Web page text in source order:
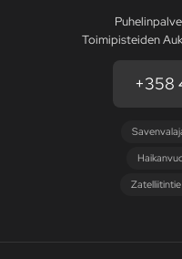
Toimipisteiden
+358